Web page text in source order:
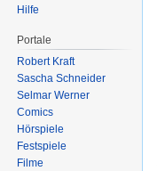
Hilfe
Portale
Robert Kraft
Sascha Schneider
Selmar Werner
Comics
Hörspiele
Festspiele
Filme